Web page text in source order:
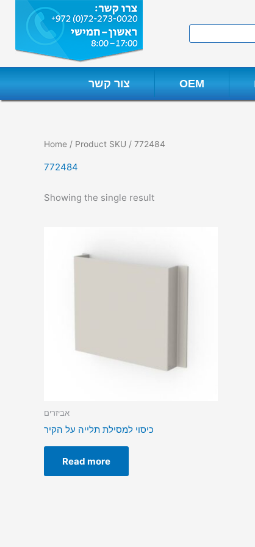
content
צור קשר OEM
Home / Product SKU / 772484
772484
Showing the single result
אביזרים
כיסוי למסילת תלייה על הקיר
Read more